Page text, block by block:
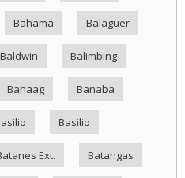
Bahama Balaguer
Baldwin Balimbing
Banaag Banaba
Basilio
Ext. Batangas